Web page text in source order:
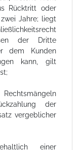
Rücktritt oder
Jahre; liegt
der Dritte
dem Kunden
kann, gilt
der
vergeblicher
einer